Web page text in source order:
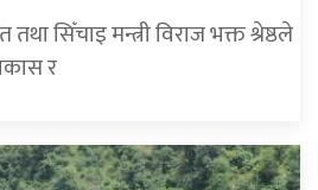
सिँचाइ मन्त्री विराज भक्त श्रेष्ठले
र